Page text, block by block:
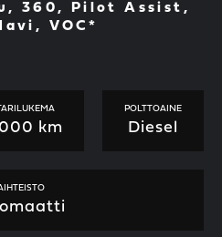
360, Pilot Assist,
VOC*
km
POLTTOAINE
Diesel